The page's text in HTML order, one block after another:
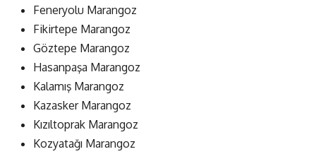
Feneryolu Marangoz
Fikirtepe Marangoz
Göztepe Marangoz
Hasanpaşa Marangoz
Kalamış Marangoz
Kazasker Marangoz
Kızıltoprak Marangoz
Kozyatağı Marangoz